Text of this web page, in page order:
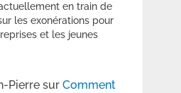
en train de
les exonérations pour
et les jeunes
Pierresur Comment